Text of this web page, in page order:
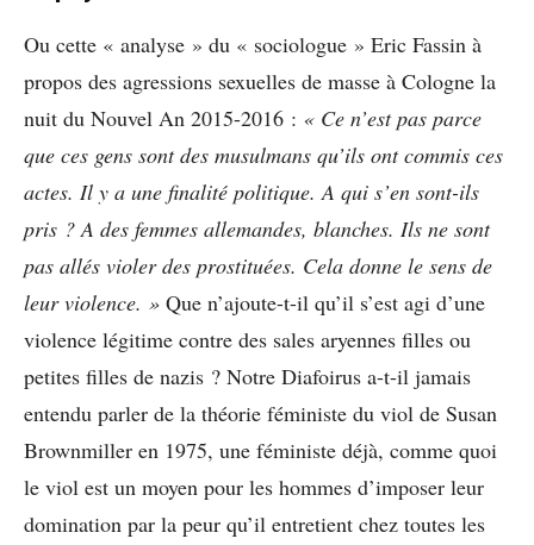
Ou cette « analyse » du « sociologue » Eric Fassin à
propos des agressions sexuelles de masse à Cologne la
nuit du Nouvel An 2015-2016 : « Ce n’est pas parce
que ces gens sont des musulmans qu’ils ont commis ces
actes. Il y a une finalité politique. A qui s’en sont-ils
pris ? A des femmes allemandes, blanches. Ils ne sont
pas allés violer des prostituées. Cela donne le sens de
leur violence. » Que n’ajoute-t-il qu’il s’est agi d’une
violence légitime contre des sales aryennes filles ou
petites filles de nazis ? Notre Diafoirus a-t-il jamais
entendu parler de la théorie féministe du viol de Susan
Brownmiller en 1975, une féministe déjà, comme quoi
le viol est un moyen pour les hommes d’imposer leur
domination par la peur qu’il entretient chez toutes les